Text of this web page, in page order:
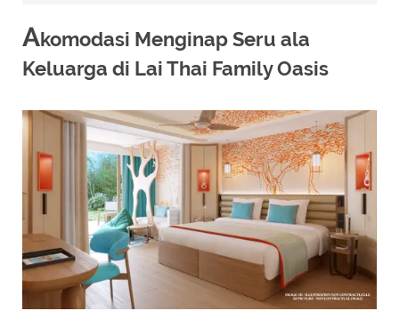
Akomodasi Menginap Seru ala
Keluarga di Lai Thai Family Oasis